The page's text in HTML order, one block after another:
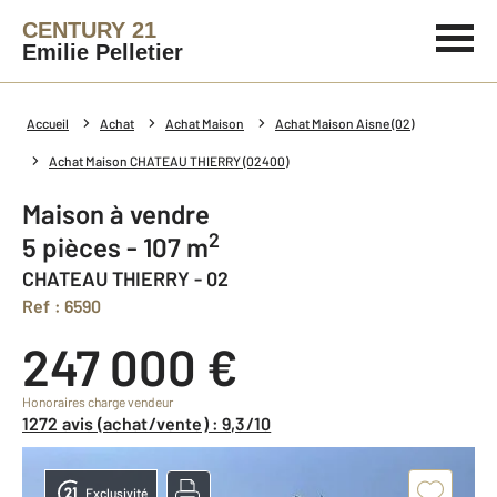
CENTURY 21
Emilie Pelletier
Accueil Achat Achat Maison Achat Maison Aisne (02)
Achat Maison CHATEAU THIERRY (02400)
Maison à vendre
5 pièces - 107 m2
CHATEAU THIERRY - 02
Ref : 6590
247 000 €
Honoraires charge vendeur
1272 avis (achat/vente) : 9,3/10
Exclusivité